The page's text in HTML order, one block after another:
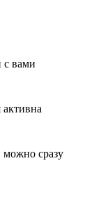
вами
можно сразу